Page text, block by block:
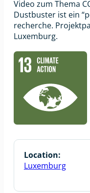
Video zum Thema
Dustbuster ist ein
recherche.
Luxemburg.
Location:
Luxemburg